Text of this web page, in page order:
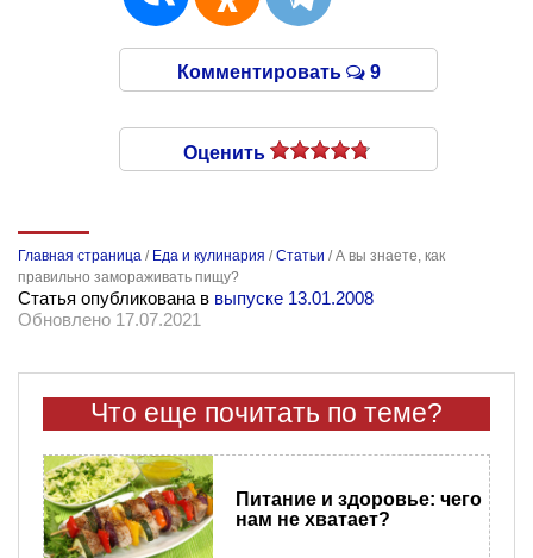
Комментировать 9
Оценить
Главная страница / Еда и кулинария /Статьи /А вы знаете, как
правильно замораживать пищу?
Статья опубликована в выпуске 13.01.2008
Обновлено 17.07.2021
Что еще почитать по теме?
Питание и здоровье: чего
нам не хватает?